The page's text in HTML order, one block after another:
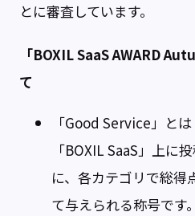
とに審査しています。
「BOXIL SaaS AWARD
て
「Good Service」とは
「BOXIL SaaS」上に
に、各カテゴリで総得
て与えられる称号です。